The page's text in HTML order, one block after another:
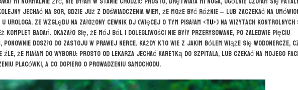
jechać na SOR, gdzie już z doświadczenia wiem, że może być różnie – lub zaczekać na
Ze względu na założony cewnik DJ (więcej o tym pisałam <TU>) na wizytach kontrolnych
komplet badań. Okazało się, że mój ból i dolegliwości nie były przerysowane, po zaledwie pięciu
ponownie doszło do zastoju w prawej nerce. Każdy kto wie z jakim bólem wiąże się wodonercze,
źle, że miałam do wyboru: prosto od lekarza jechać karetką do szpitala, lub czekać na mojego
placówki, a co dopiero o prowadzeniu samochodu.